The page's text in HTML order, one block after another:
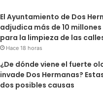
El Ayuntamiento de Dos
adjudica más de 10
para la limpieza de las
Hace 18 horas
¿De dónde viene el fuerte
invade Dos Hermanas?
dos posibles causas